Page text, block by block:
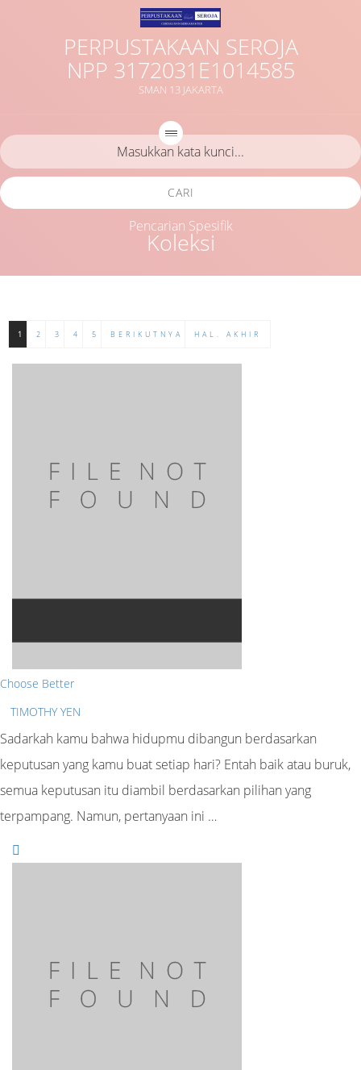
PERPUSTAKAAN SEROJA
NPP 3172031E1014585
SMAN 13 JAKARTA
Koleksi
CARI
Pencarian Spesifik
1 2 3 4 5 BERIKUTNYA HAL. AKHIR
Choose Better
TIMOTHY YEN
Sadarkah kamu bahwa hidupmu dibangun berdasarkan
keputusan yang kamu buat setiap hari? Entah baik atau buruk,
semua keputusan itu diambil berdasarkan pilihan yang
terpampang. Namun, pertanyaan ini …